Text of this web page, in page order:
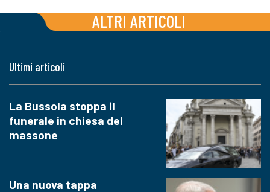
ALTRI ARTICOLI
Ultimi articoli
La Bussola stoppa il
funerale in chiesa del
massone
Una nuova tappa